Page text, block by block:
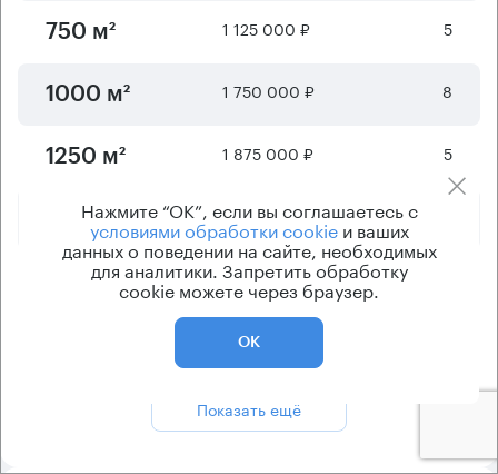
750 м² 1 125 000 ₽ 5
1000 м² 1 750 000 ₽ 8
1250 м² 1 875 000 ₽ 5
7000 м² 10 500 000 ₽
19000 м² 28 500 000 ₽
6из
Показать ещё
Нажмите “ОК”, если вы соглашаетесь с
условиями обработки cookieи ваших
данных о поведении на сайте, необходимых
для аналитики. Запретить обработку
cookie можете через браузер.
ОК